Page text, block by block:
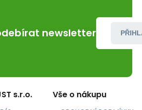
newsletter
s.r.o. Vše o nákupu